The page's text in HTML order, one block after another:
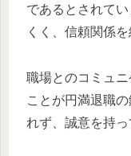
であるとされて
くく、信頼関係
職場とのコミュ
ことが円満退職
れず、誠意を持っ